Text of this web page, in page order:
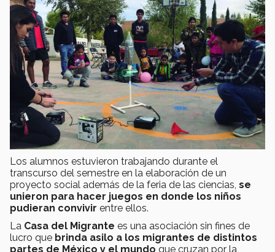
Los alumnos estuvieron trabajando durante el
transcurso del semestre en la elaboración de un
proyecto social además de la feria de las ciencias, se
unieron para hacer juegos en donde los niños
pudieran convivir entre ellos.
La Casa del Migrante es una asociación sin fines de
lucro que brinda asilo a los migrantes de distintos
partes de México y el mundo que cruzan por la